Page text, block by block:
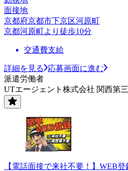
面接地
京都府京都市下京区河原町
京都河原町より徒歩10分
交通費支給
詳細を見る
応募画面に進む
派遣労働者
UTエージェント株式会社 関西第
【電話面接で来社不要！】WEB